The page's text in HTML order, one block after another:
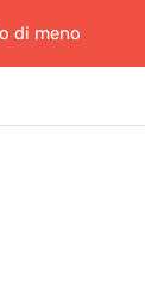
di meno